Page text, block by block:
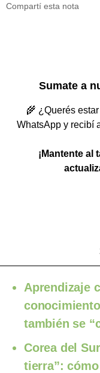
Compartí esta nota
Sumate a
🌾 ¿Querés
WhatsApp y recibí
¡Mantente al
Aprendizaje
también se
Corea del
tierra”: